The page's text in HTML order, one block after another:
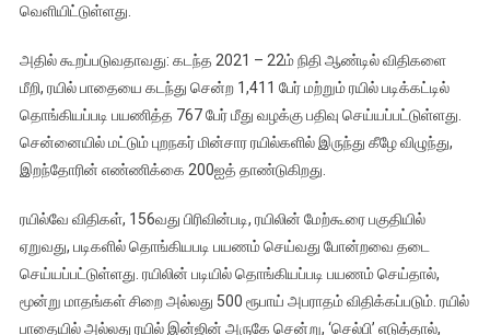
துறை
அறிவிப்பு
வெளியிட்டுள்ளது.
அதில் கூறப்படுவதாவது: கடந்த 2021 – 22ம் நிதி ஆண்டில் விதிகளை
மீறி, ரயில் பாதையை கடந்து சென்ற 1,411 பேர் மற்றும் ரயில் படிக்கட்டில்
தொங்கியப்படி பயணித்த 767 பேர் மீது வழக்கு பதிவு செய்யப்பட்டுள்ளது.
சென்னையில் மட்டும் புறநகர் மின்சார ரயில்களில் இருந்து கீழே விழுந்து,
இறந்தோரின் எண்ணிக்கை 200ஐத் தாண்டுகிறது.
ரயில்வே விதிகள், 156வது பிரிவின்படி, ரயிலின் மேற்கூரை பகுதியில்
ஏறுவது, படிகளில் தொங்கியபடி பயணம் செய்வது போன்றவை தடை
செய்யப்பட்டுள்ளது. ரயிலின் படியில் தொங்கியப்படி பயணம் செய்தால்,
மூன்று மாதங்கள் சிறை அல்லது 500 ரூபாய் அபராதம் விதிக்கப்படும். ரயில்
பாதையில் அல்லது ரயில் இன்ஜின் அருகே சென்று, ‘செல்பி’ எடுத்தால்,